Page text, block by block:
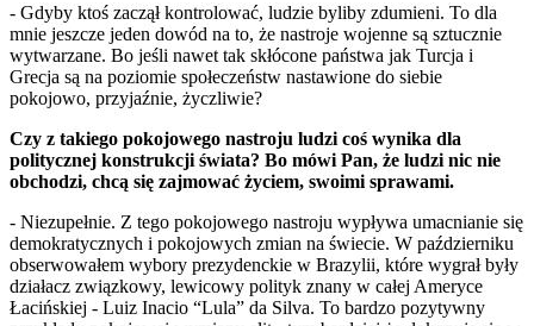
- Gdyby ktoś zaczął kontrolować, ludzie byliby zdumieni. To dla
mnie jeszcze jeden dowód na to, że nastroje wojenne są sztucznie
wytwarzane. Bo jeśli nawet tak skłócone państwa jak Turcja i
Grecja są na poziomie społeczeństw nastawione do siebie
pokojowo, przyjaźnie, życzliwie?
Czy z takiego pokojowego nastroju ludzi coś wynika dla
politycznej konstrukcji świata? Bo mówi Pan, że ludzi nic nie
obchodzi, chcą się zajmować życiem, swoimi sprawami.
- Niezupełnie. Z tego pokojowego nastroju wypływa umacnianie się
demokratycznych i pokojowych zmian na świecie. W październiku
obserwowałem wybory prezydenckie w Brazylii, które wygrał były
działacz związkowy, lewicowy polityk znany w całej Ameryce
Łacińskiej - Luiz Inacio “Lula” da Silva. To bardzo pozytywny